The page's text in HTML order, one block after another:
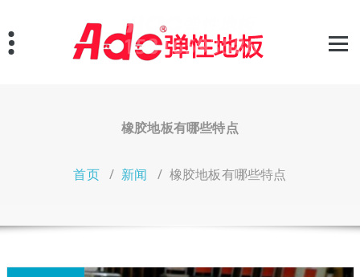
至
正
橡胶地板有哪些特点
首页/ 新闻 / 橡胶地板有哪些特点